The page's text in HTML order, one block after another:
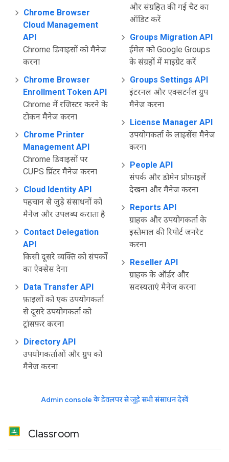
Chrome Browser
Cloud Management
API
Chrome डिवाइसों को मैनेज
करना
Chrome Browser
Enrollment Token API
Chrome में रजिस्टर करने के
टोकन मैनेज करना
Chrome Printer
Management API
Chrome डिवाइसों पर
CUPS प्रिंटर मैनेज करना
Cloud Identity API
पहचान से जुड़े संसाधनों को
मैनेज और उपलब्ध कराता है
Contact Delegation
API
किसी दूसरे व्यक्ति को संपर्कों
का ऐक्सेस देना
Data Transfer API
फ़ाइलों को एक उपयोगकर्ता
से दूसरे उपयोगकर्ता को
ट्रांसफ़र करना
Directory API
उपयोगकर्ताओं और ग्रुप को
मैनेज करना
और संग्रहित की गई चैट का
ऑडिट करें
Groups Migration API
ईमेल को Google Groups
के संग्रहों में माइग्रेट करें
Groups Settings API
इंटरनल और एक्सटर्नल ग्रुप
मैनेज करना
License Manager API
उपयोगकर्ता के लाइसेंस मैनेज
करना
People API
संपर्क और डोमेन प्रोफ़ाइलें
देखना और मैनेज करना
Reports API
ग्राहक और उपयोगकर्ता के
इस्तेमाल की रिपोर्ट जनरेट
करना
Reseller API
ग्राहक के ऑर्डर और
सदस्यताएं मैनेज करना
Admin console के डेवलपर से जुड़े सभी संसाधन देखें
Classroom